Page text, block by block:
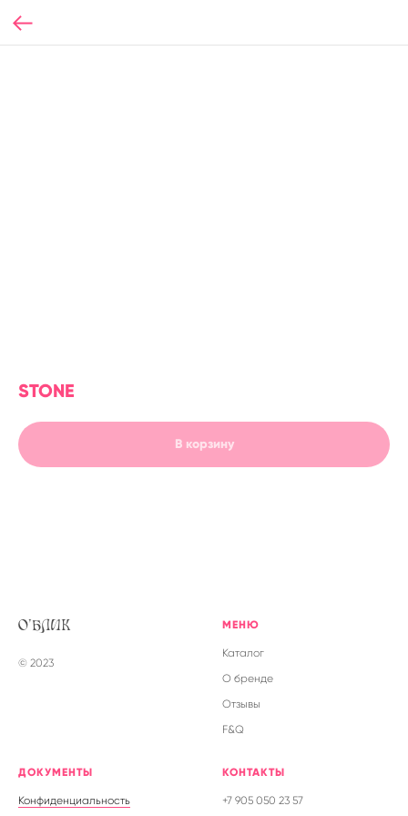
STONE
В корзину
О'БЛИК
© 2023
МЕНЮ
Каталог
О бренде
Отзывы
F&Q
ДОКУМЕНТЫ
Конфиденциальность
КОНТАКТЫ
+7 905 050 23 57